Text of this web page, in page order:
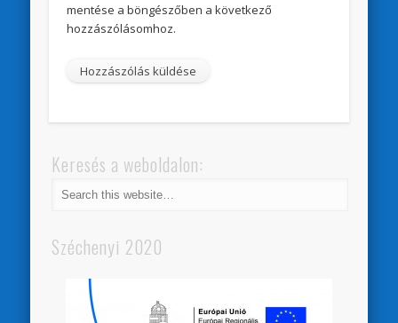
mentése a böngészőben a következő
hozzászólásomhoz.
Keresés a weboldalon:
Széchenyi 2020